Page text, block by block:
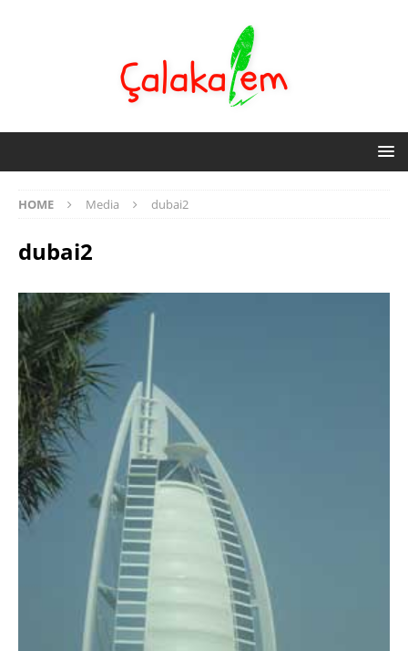
HOME Media dubai2
dubai2